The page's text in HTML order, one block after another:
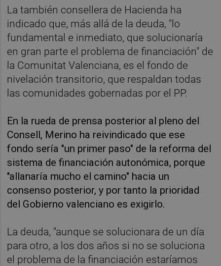
La también consellera de Hacienda ha
indicado que, más allá de la deuda, "lo
fundamental e inmediato, que solucionaría
en gran parte el problema de financiación" de
la Comunitat Valenciana, es el fondo de
nivelación transitorio, que respaldan todas
las comunidades gobernadas por el PP.
En la rueda de prensa posterior al pleno del
Consell, Merino ha reivindicado que ese
fondo sería "un primer paso" de la reforma del
sistema de financiación autonómica, porque
"allanaría mucho el camino" hacia un
consenso posterior, y por tanto la prioridad
del Gobierno valenciano es exigirlo.
La deuda, "aunque se solucionara de un día
para otro, a los dos años si no se soluciona
el problema de la financiación estaríamos